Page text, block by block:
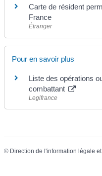
Carte de résident
France
Étranger
Pour en savoir plus
Liste des opérations
combattant
Legifrance
© Direction de l'information légale